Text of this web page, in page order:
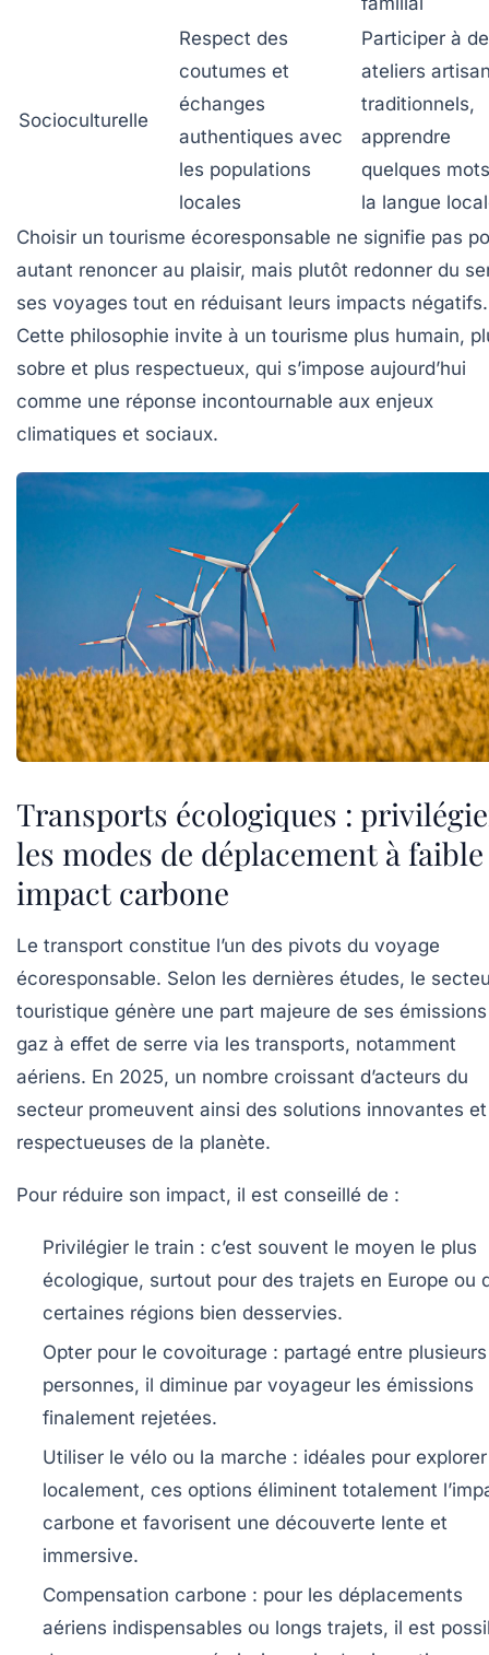
Socioculturelle
Respect des
coutumes et
échanges
authentiques avec
les populations
locales
Participer à
ateliers
traditionnels,
apprendre
quelques
la langue
Choisir un tourisme écoresponsable ne signifie pas
autant renoncer au plaisir, mais plutôt redonner du
ses voyages tout en réduisant leurs impacts négatifs.
Cette philosophie invite à un tourisme plus humain,
sobre et plus respectueux, qui s’impose aujourd’hui
comme une réponse incontournable aux enjeux
climatiques et sociaux.
Transports écologiques :
les modes de déplacement à faible
impact carbone
Le transport constitue l’un des pivots du voyage
écoresponsable. Selon les dernières études, le
touristique génère une part majeure de ses
gaz à effet de serre via les transports, notamment
aériens. En 2025, un nombre croissant d’acteurs du
secteur promeuvent ainsi des solutions innovantes
respectueuses de la planète.
Pour réduire son impact, il est conseillé de :
Privilégier le train : c’est souvent le moyen le plus
écologique, surtout pour des trajets en Europe ou
certaines régions bien desservies.
Opter pour le covoiturage : partagé entre plusieurs
personnes, il diminue par voyageur les émissions
finalement rejetées.
Utiliser le vélo ou la marche : idéales pour explorer
localement, ces options éliminent totalement
carbone et favorisent une découverte lente et
immersive.
Compensation carbone : pour les déplacements
aériens indispensables ou longs trajets, il est